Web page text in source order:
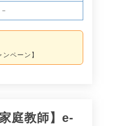
ペーン】
庭教師】e-